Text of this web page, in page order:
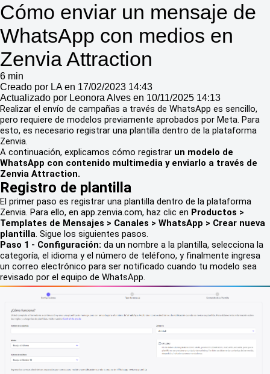
Cómo enviar un mensaje de
WhatsApp con medios en
Zenvia Attraction
6 min
Creado por LA en 17/02/2023 14:43
Actualizado por Leonora Alves en 10/11/2025 14:13
Realizar el envío de campañas a través de WhatsApp es sencillo,
pero requiere de modelos previamente aprobados por Meta. Para
esto, es necesario registrar una plantilla dentro de la plataforma
Zenvia.
A continuación, explicamos cómo registrar un modelo de
WhatsApp con contenido multimedia y enviarlo a través de
Zenvia Attraction.
Registro de plantilla
El primer paso es registrar una plantilla dentro de la plataforma
Zenvia. Para ello, en app.zenvia.com, haz clic en Productos >
Templates de Mensajes > Canales > WhatsApp > Crear nueva
plantilla. Sigue los siguientes pasos.
Paso 1 - Configuración: da un nombre a la plantilla, selecciona la
categoría, el idioma y el número de teléfono, y finalmente ingresa
un correo electrónico para ser notificado cuando tu modelo sea
revisado por el equipo de WhatsApp.